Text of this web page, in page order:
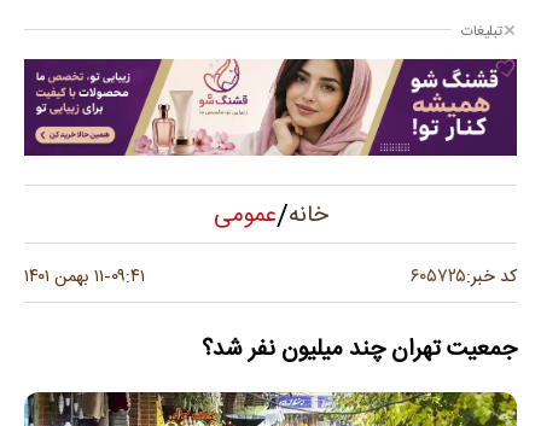
تبلیغات
خانه/عمومی
کد خبر:۶۰۵۷۲۵ ۰۹:۴۱-۱۱ بهمن ۱۴۰۱
جمعیت تهران چند میلیون نفر شد؟